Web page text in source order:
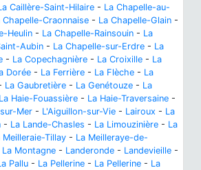
Caillère-Saint-Hilaire - La Chapelle-au-
Chapelle-Craonnaise - La Chapelle-Glain -
Heulin - La Chapelle-Rainsouin - La
Aubin - La Chapelle-sur-Erdre - La
- La Copechagnière - La Croixille - La
Dorée - La Ferrière - La Flèche - La
La Gaubretière - La Genétouze - La
La Haie-Fouassière - La Haie-Traversaine -
Mer - L'Aiguillon-sur-Vie - Lairoux - La
- La Lande-Chasles - La Limouzinière - La
Meilleraie-Tillay - La Meilleraye-de-
La Montagne - Landeronde - Landevieille -
Pallu - La Pellerine - La Pellerine - La